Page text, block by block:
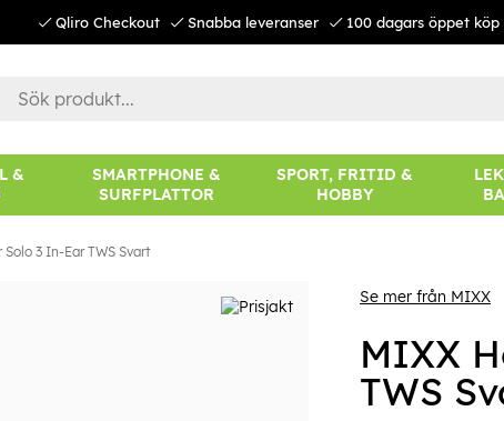
Qliro Checkout Snabba leveranser 100 dagars öppet köp
&
SMARTPHONE &
SURFPLATTOR
SPORT, FRITID &
HOBBY
3 In-Ear TWS Svart
Se mer från MIXX
MIXX
TWS